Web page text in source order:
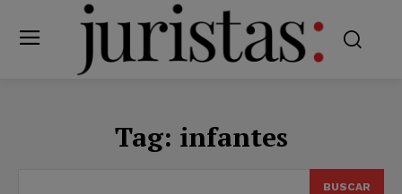
Tag: infantes
BUSCAR